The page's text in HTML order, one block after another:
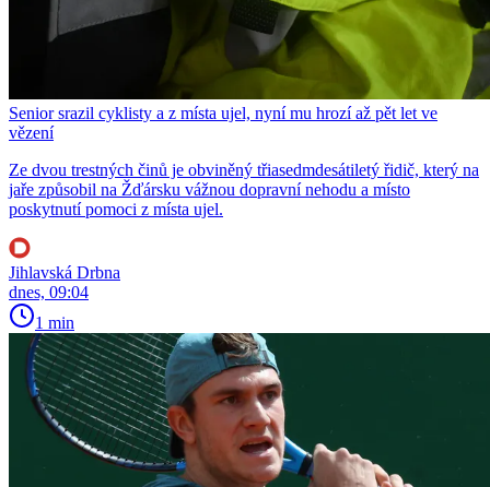
Senior srazil cyklisty a z místa ujel, nyní mu hrozí až pět let ve
vězení
Ze dvou trestných činů je obviněný třiasedmdesátiletý řidič, který na
jaře způsobil na Žďársku vážnou dopravní nehodu a místo
poskytnutí pomoci z místa ujel.
Jihlavská Drbna
dnes, 09:04
1 min